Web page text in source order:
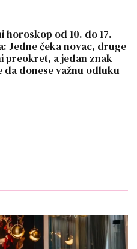
horoskop od 10. do 17.
Jedne čeka novac, druge
preokret, a jedan znak
da donese važnu odluku